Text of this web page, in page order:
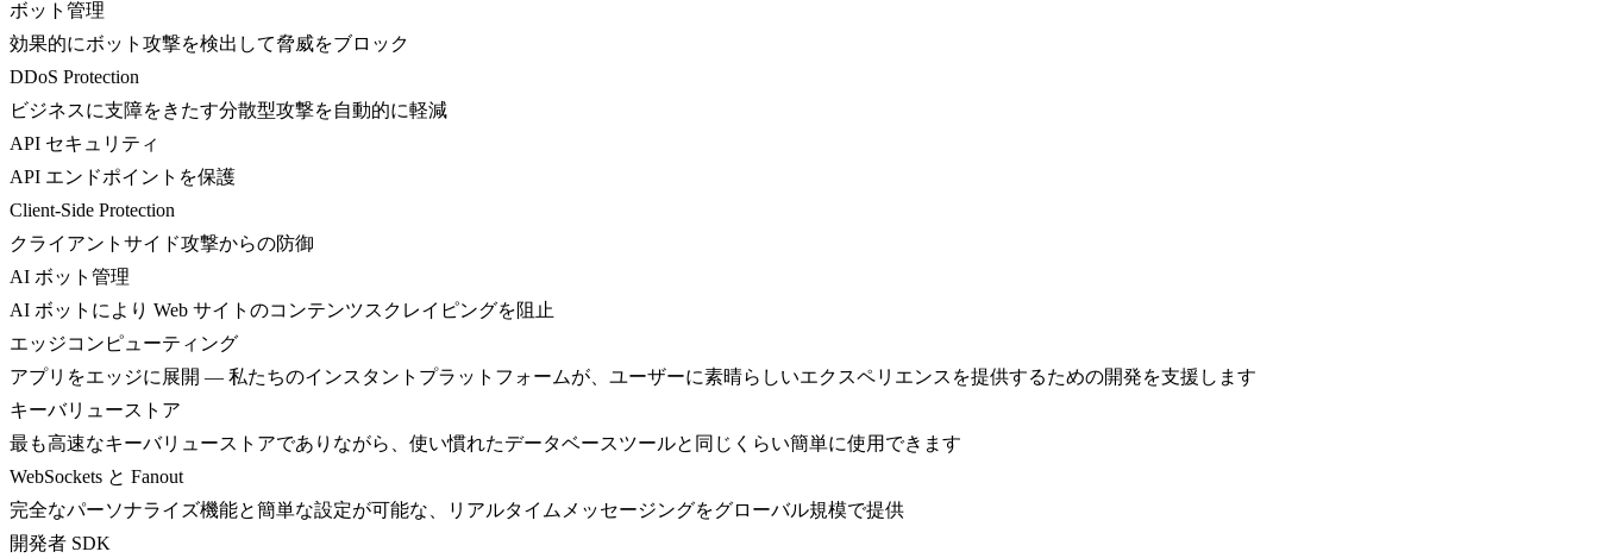
ボット管理
効果的にボット攻撃を検出して脅威をブロック
DDoS Protection
ビジネスに支障をきたす分散型攻撃を自動的に軽減
API セキュリティ
API エンドポイントを保護
Client-Side Protection
クライアントサイド攻撃からの防御
AI ボット管理
AI ボットにより Web サイトのコンテンツスクレイピングを阻止
エッジコンピューティング
アプリをエッジに展開 — 私たちのインスタントプラットフォームが、ユーザーに素晴らしいエクスペリエンスを提供するための開発を支援します
キーバリューストア
最も高速なキーバリューストアでありながら、使い慣れたデータベースツールと同じくらい簡単に使用できます
WebSockets と Fanout
完全なパーソナライズ機能と簡単な設定が可能な、リアルタイムメッセージングをグローバル規模で提供
開発者 SDK